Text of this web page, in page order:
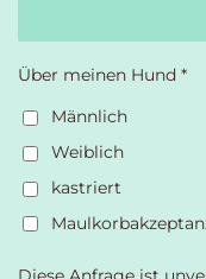
Über meinen Hund *
Männlich
Weiblich
kastriert